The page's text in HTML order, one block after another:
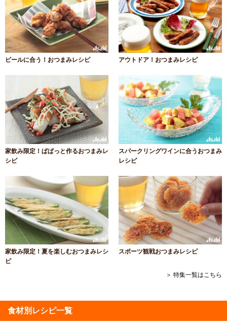
ビールに合う！おつまみレシピ アウトドア！おつまみレシピ
家飲み限定！ぱぱっと作るおつまみレ
シピ
スパークリングワインに合うおつまみ
レシピ
家飲み限定！夏を楽しむおつまみレシ
ピ
スポーツ観戦おつまみレシピ
＞ 特集一覧はこちら
食材別レシピ一覧